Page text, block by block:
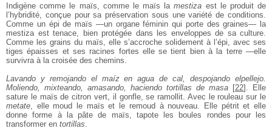
Indigène comme le maïs, comme le maïs lamestiza est le produit de
l’hybridité, conçue pour sa préservation sous une variété de conditions.
Comme un épi de maïs —un organe féminin qui porte des graines— la
mestiza est tenace, bien protégée dans les enveloppes de sa culture.
Comme les grains du maïs, elle s’accroche solidement à l’épi, avec ses
tiges épaisses et ses racines fortes elle se tient bien à la terre —elle
survivra à la croisée des chemins.
Lavando y remojando el maíz en agua de cal, despojando elpellejo.
Moliendo, mixteando, amasando, haciendo tortillas de masa [22] . Elle
sature le maïs de citron vert, il gonfle, se ramollit. Avec le rouleau sur le
metate , elle moud le maïs et le remoud à nouveau. Elle pétrit et elle
donne forme à la pâte de maïs, tapote les boules rondes pour les
transformer en tortillas